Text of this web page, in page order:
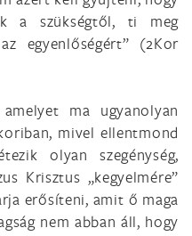
a szükségtől, ti meg
egyenlőségért” (2Kor
ma ugyanolyan
mivel ellentmond
olyan szegénység,
Krisztus „kegyelmére”
erősíteni, amit ő maga
nem abban áll, hogy